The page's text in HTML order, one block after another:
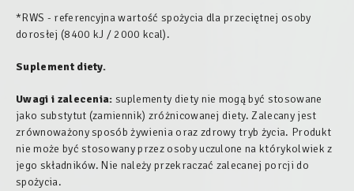
*RWS - referencyjna wartość spożycia dla przeciętnej osoby
dorosłej (8400 kJ / 2000 kcal).
Suplement diety.
Uwagi i zalecenia: suplementy diety nie mogą być stosowane
jako substytut (zamiennik) zróżnicowanej diety. Zalecany jest
zrównoważony sposób żywienia oraz zdrowy tryb życia. Produkt
nie może być stosowany przez osoby uczulone na którykolwiek z
jego składników. Nie należy przekraczać zalecanej porcji do
spożycia.